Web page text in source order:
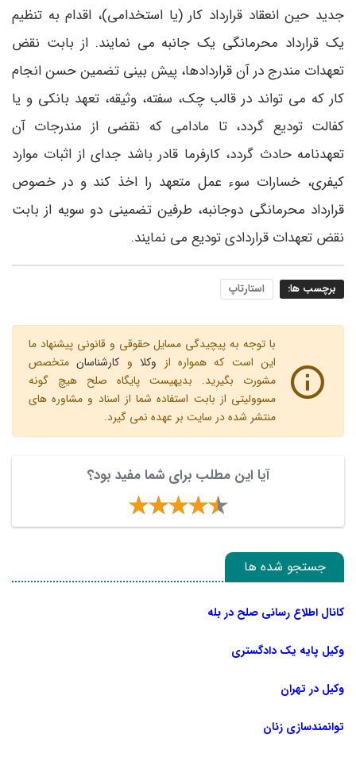
جدید حین انعقاد قرارداد کار (یا استخدامی)، اقدام به تنظیم
یک قرارداد محرمانگی یک جانبه می نمایند. از بابت نقض
تعهدات مندرج در آن قراردادها، پیش بینی تضمین حسن انجام
کار که می تواند در قالب چک، سفته، وثیقه، تعهد بانکی و یا
کفالت تودیع گردد، تا مادامی که نقضی از مندرجات آن
تعهدنامه حادث گردد، کارفرما قادر باشد جدای از اثبات موارد
کیفری، خسارات سوء عمل متعهد را اخذ کند و در خصوص
قرارداد محرمانگی دوجانبه، طرفین تضمینی دو سویه از بابت
نقض تعهدات قراردادی تودیع می نمایند.
برچسب ها: استارتاپ
با توجه به پیچیدگی مسایل حقوقی و قانونی پیشنهاد ما
این است که همواره از وکلاو کارشناسانمتخصص
مشورت بگیرید. بدیهیست پایگاه صلح هیچ گونه
مسوولیتی از بابت استفاده شما از اسناد و مشاوره های
منتشر شده در سایت بر عهده نمی گیرد.
آیا این مطلب برای شما مفید بود؟
جستجو شده ها
کانال اطلاع رسانی صلح در بله
وکیل پایه یک دادگستری
وکیل در تهران
توانمندسازی زنان